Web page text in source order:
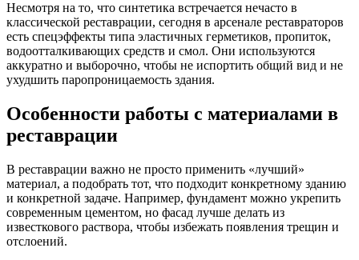
Несмотря на то, что синтетика встречается нечасто в
классической реставрации, сегодня в арсенале реставраторов
есть спецэффекты типа эластичных герметиков, пропиток,
водоотталкивающих средств и смол. Они используются
аккуратно и выборочно, чтобы не испортить общий вид и не
ухудшить паропроницаемость здания.
Особенности работы с материалами в
реставрации
В реставрации важно не просто применить «лучший»
материал, а подобрать тот, что подходит конкретному зданию
и конкретной задаче. Например, фундамент можно укрепить
современным цементом, но фасад лучше делать из
известкового раствора, чтобы избежать появления трещин и
отслоений.